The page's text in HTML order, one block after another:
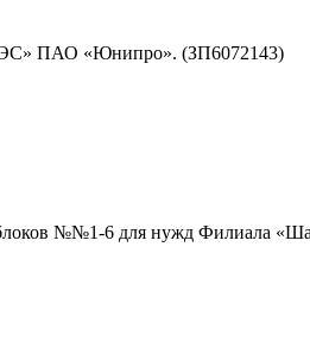
ПАО «Юнипро». (ЗП6072143)
блоков №№1-6 для нужд Филиала